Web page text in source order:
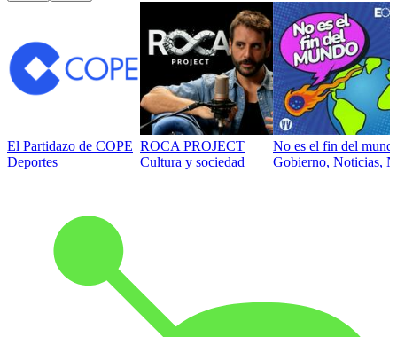
El Partidazo de COPE
Deportes
ROCA PROJECT
Cultura y sociedad
No es el fin del
Gobierno, Noticias,